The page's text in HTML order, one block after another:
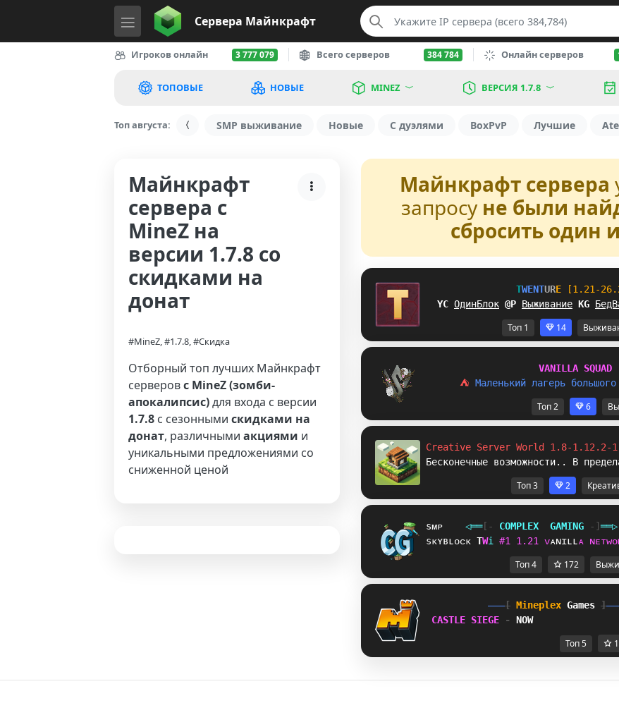
Сервера Майнкрафт
Игроков онлайн 3 777 079 Всего серверов 384 784 Онлайн серверов
ТОПОВЫЕ НОВЫЕ MINEZ ВЕРСИЯ 1.7.8
Топ августа: SMP выживание Новые С дуэлями BoxPvP Лучшие
Майнкрафт
сервера с
MineZ на
версии 1.7.8 со
скидками на
донат
#MineZ, #1.7.8, #Скидка
Отборный топ лучших Майнкрафт
серверовс MineZ (зомби-
апокалипсис)для входа с версии
1.7.8 с сезонными скидками на
донат, различными акциями и
уникальными предложениями со
сниженной ценой
Майнкрафт сервера
запросу не были
сбросить один
TWENTURE
[1.21-
NK ОдинБлок H\ Выживание N@
Топ 1 14
VANIL L A SQUAD
⛺ Маленький лагерь большого
Топ 2 6
Creative Server World 1.8-1.12.2-
Бесконечные возможности.. В
Топ 3 2
sᴍᴘ ◁══[‐ COMPL EX GAMING ‐]══▷
sᴋʏʙʟᴏᴄᴋ TIi #1 1 . 21 ᴠᴀɴɪʟʟᴀ ɴᴇᴛᴡᴏ
Топ 4 172
[ Mineplex Games ]
CASTLE SIEGE
- NOW
Топ 5